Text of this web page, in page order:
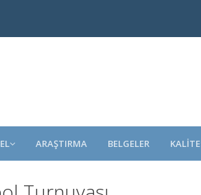
ARAŞTIRMA BELGELER KALİTE